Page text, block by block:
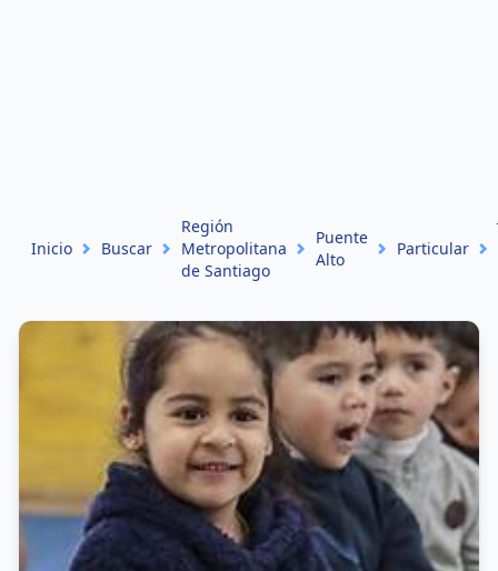
Inicio Buscar
Región
Metropolitana
de Santiago
Puente
Alto
Particular